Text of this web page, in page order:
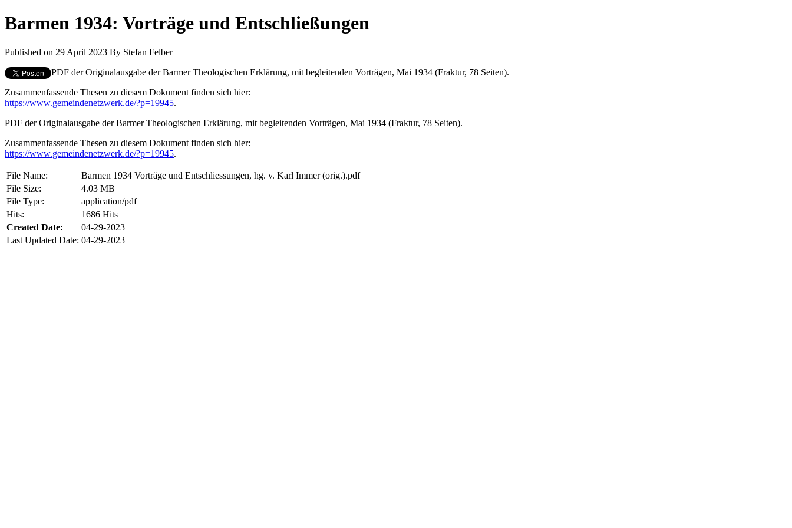
Barmen 1934: Vorträge und Entschließungen
Published on 29 April 2023 By Stefan Felber
PDF der Originalausgabe der Barmer Theologischen Erklärung, mit begleitenden Vorträgen, Mai 1934 (Fraktur, 78 Seiten).
Zusammenfassende Thesen zu diesem Dokument finden sich hier:
https://www.gemeindenetzwerk.de/?p=19945.
PDF der Originalausgabe der Barmer Theologischen Erklärung, mit begleitenden Vorträgen, Mai 1934 (Fraktur, 78 Seiten).
Zusammenfassende Thesen zu diesem Dokument finden sich hier:
https://www.gemeindenetzwerk.de/?p=19945.
File Name:
Barmen 1934 Vorträge und Entschliessungen, hg. v. Karl Immer (orig.).pdf
File Size:
4.03 MB
File Type:
application/pdf
Hits:
1686 Hits
Created Date:
04-29-2023
Last Updated Date: 04-29-2023